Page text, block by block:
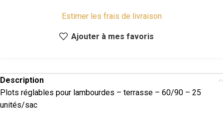
Estimer les frais de livraison
Ajouter à mes favoris
Description
Plots réglables pour lambourdes – terrasse – 60/90 – 25
unités/sac